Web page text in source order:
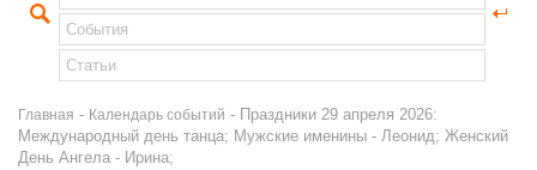
Главная - Календарь событий - Праздники 29 апреля 2026:
Международный день танца; Мужские именины - Леонид; Женский
День Ангела - Ирина;